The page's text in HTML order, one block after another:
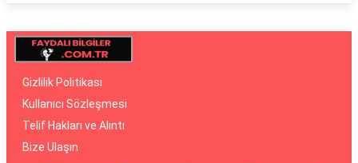
Gizlilik Politikası
Kullanıcı Sözleşmesi
Telif Hakları ve Alıntı
Bize Ulaşın